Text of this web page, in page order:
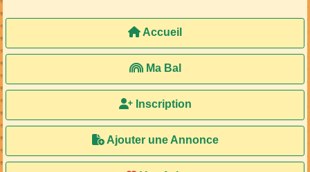
Accueil
Ma Bal
Inscription
Ajouter une Annonce